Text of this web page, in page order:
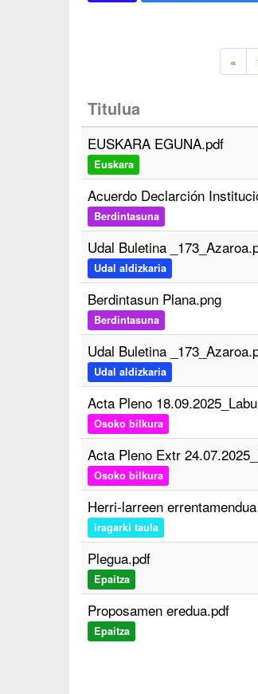
«
Titulua
EUSKARA EGUNA.pdf
Euskara
Acuerdo Declarción
Berdintasuna
Udal Buletina
Udal aldizkaria
Berdintasun Plana.png
Berdintasuna
Udal Buletina
Udal aldizkaria
Acta Pleno
Osoko bilkura
Acta Pleno Extr
Osoko bilkura
Herri-larreen
iragarki taula
Plegua.pdf
Epaitza
Proposamen eredua.pdf
Epaitza